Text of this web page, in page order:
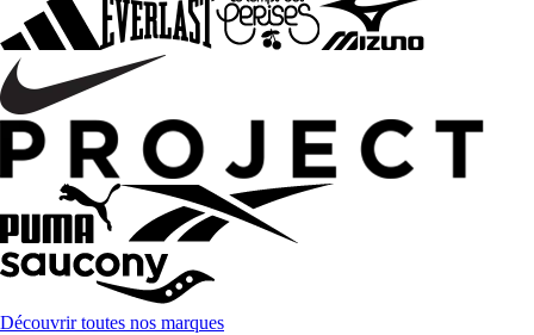
Découvrir toutes nos marques